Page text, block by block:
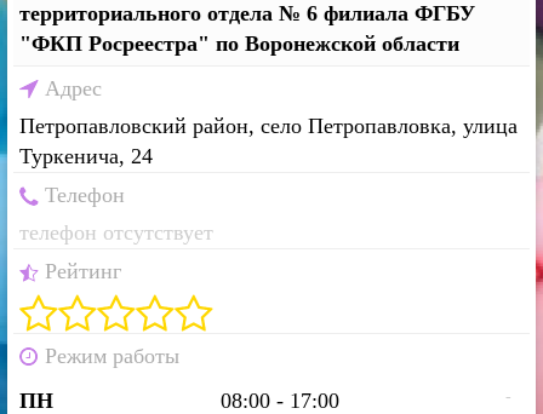
территориального отдела № 6 филиала ФГБУ
"ФКП Росреестра" по Воронежской области
Адрес
Петропавловский район, село Петропавловка, улица
Туркенича, 24
Телефон
телефон отсутствует
Рейтинг
Режим работы
ПН
08:00 - 17:00 -